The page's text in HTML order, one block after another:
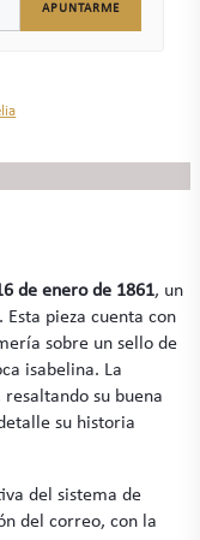
APUNTARME
de enero de 1861, un
pieza cuenta con
sobre un sello de
isabelina. La
su buena
su historia
del sistema de
del correo, con la